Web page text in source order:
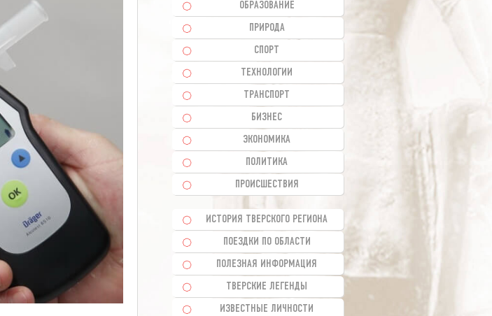
ОБРАЗОВАНИЕ
ПРИРОДА
СПОРТ
ТЕХНОЛОГИИ
ТРАНСПОРТ
БИЗНЕС
ЭКОНОМИКА
ПОЛИТИКА
ПРОИСШЕСТВИЯ
ИСТОРИЯ ТВЕРСКОГО РЕГИОНА
ПОЕЗДКИ ПО ОБЛАСТИ
ПОЛЕЗНАЯ ИНФОРМАЦИЯ
ТВЕРСКИЕ ЛЕГЕНДЫ
ИЗВЕСТНЫЕ ЛИЧНОСТИ